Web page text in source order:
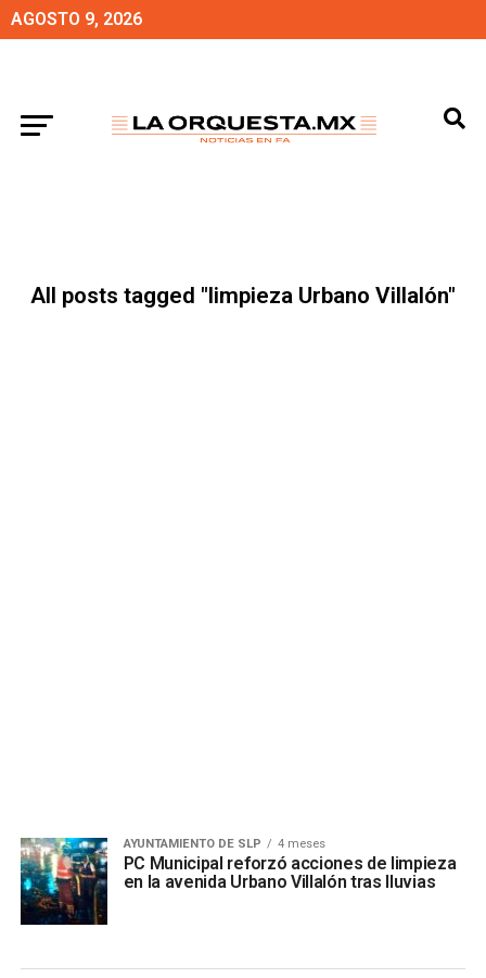
AGOSTO 9, 2026
All posts tagged "limpieza Urbano Villalón"
AYUNTAMIENTO DE SLP 4 meses
PC Municipal reforzó acciones de limpieza
en la avenida Urbano Villalón tras lluvias